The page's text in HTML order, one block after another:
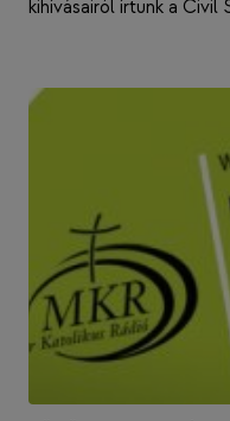
kihívásairól írtunk a Civil